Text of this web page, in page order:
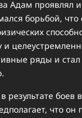
Адам проявлял
борьбой, что
и
ряды и
результате боев
что он